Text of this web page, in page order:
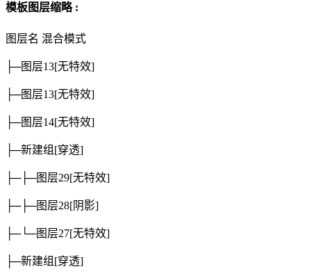
模板图层缩略 :
图层名 混合模式
├─图层13[无特效]
├─图层13[无特效]
├─图层14[无特效]
├─新建组 [穿透]
├─├─图层29[无特效]
├─├─图层28[阴影]
├─└─图层27[无特效]
├─新建组 [穿透]